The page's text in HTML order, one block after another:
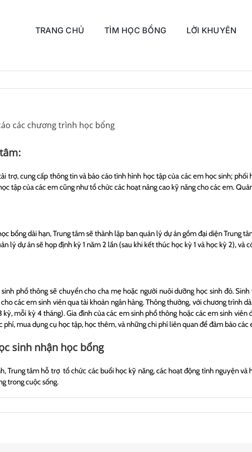
TRANG CHỦ TÌM HỌC BỔNG LỜI KHUYÊN
các chương trình học bổng
trợ, cung cấp thông tin và báo cáo tình hình học tập của các em học sinh;
tập của các em cũng như tổ chức các hoạt nâng cao kỹ năng cho các em.
bổng dài hạn, Trung tâm sẽ thành lập ban quản lý dự án gồm đại diện Trung
lý dự án sẽ họp định kỳ 1 năm 2 lần (sau khi kết thúc học kỳ 1 và học kỳ 2), và
phổ thông sẽ chuyển cho cha mẹ hoặc người nuôi dưỡng học sinh đó.
các em sinh viên qua tài khoản ngân hàng. Thông thường, với chương trình
mỗi kỳ 4 tháng). Gia đình của các em sinh phổ thông hoặc các em sinh
phí, mua dụng cụ học tập, học thêm, và những chi phí liên quan để đảm bảo
sinh nhận học bổng
Trung tâm hỗ trợ tổ chức các buổi học kỹ năng, các hoạt động tình nguyện và
trong cuộc sống.